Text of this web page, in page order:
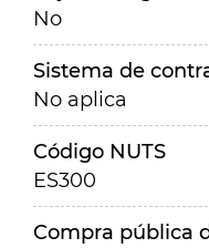
No
Sistema de
No aplica
Código NUTS
ES300
Compra pública